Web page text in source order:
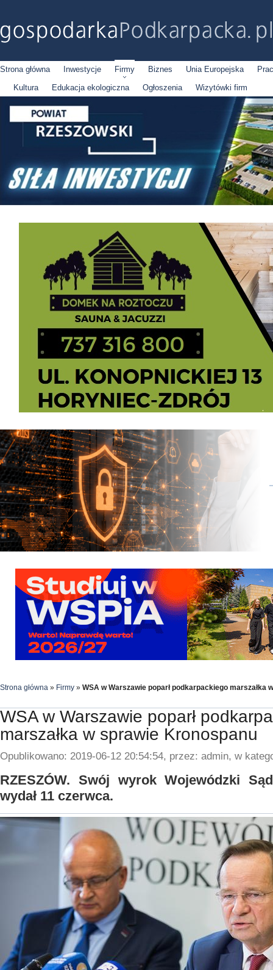
Strona główna Inwestycje Firmy Biznes Unia Europejska
Kultura
Edukacja ekologiczna Ogłoszenia Wizytówki firm
Strona główna » Firmy » WSA w Warszawie poparł podkarpackiego marszałka
WSA w Warszawie poparł
marszałka w sprawie Kronospanu
Opublikowano: 2019-06-12 20:54:54, przez: admin, w
RZESZÓW. Swój wyrok Wojewódzki
wydał 11 czerwca.